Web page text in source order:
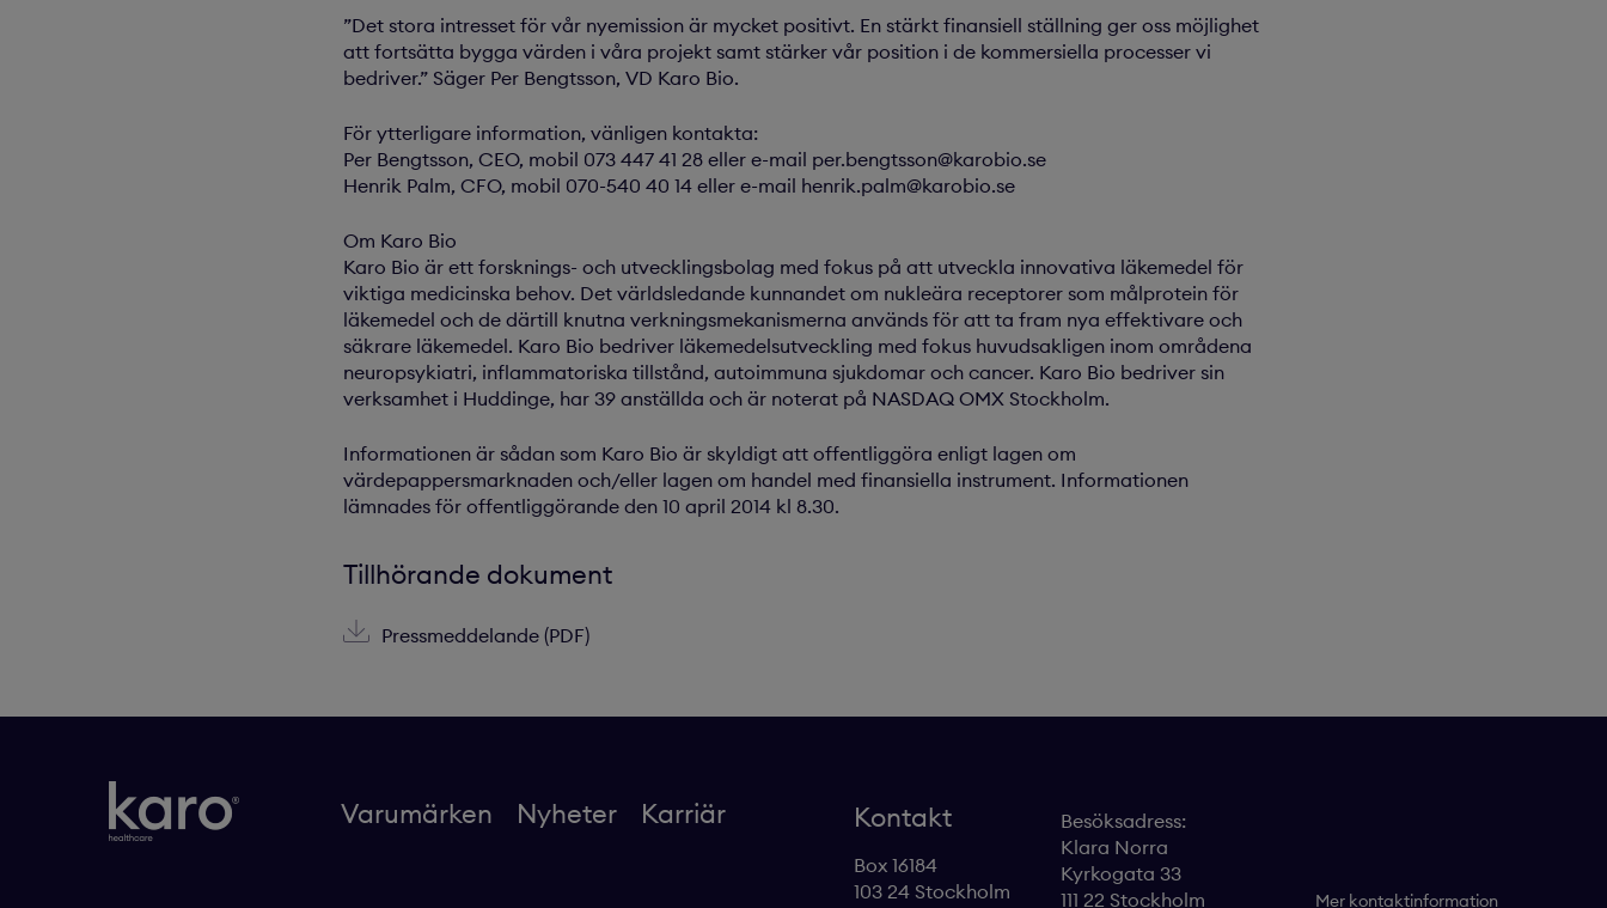
”Det stora intresset för vår nyemission är mycket positivt. En stärkt finansiell ställning ger oss möjlighet
att fortsätta bygga värden i våra projekt samt stärker vår position i de kommersiella processer vi
bedriver.” Säger Per Bengtsson, VD Karo Bio.
För ytterligare information, vänligen kontakta:
Per Bengtsson, CEO, mobil 073 447 41 28 eller e-mail per.bengtsson@karobio.se
Henrik Palm, CFO, mobil 070-540 40 14 eller e-mail henrik.palm@karobio.se
Om Karo Bio
Karo Bio är ett forsknings- och utvecklingsbolag med fokus på att utveckla innovativa läkemedel för
viktiga medicinska behov. Det världsledande kunnandet om nukleära receptorer som målprotein för
läkemedel och de därtill knutna verkningsmekanismerna används för att ta fram nya effektivare och
säkrare läkemedel. Karo Bio bedriver läkemedelsutveckling med fokus huvudsakligen inom områdena
neuropsykiatri, inflammatoriska tillstånd, autoimmuna sjukdomar och cancer. Karo Bio bedriver sin
verksamhet i Huddinge, har 39 anställda och är noterat på NASDAQ OMX Stockholm.
Informationen är sådan som Karo Bio är skyldigt att offentliggöra enligt lagen om
värdepappersmarknaden och/eller lagen om handel med finansiella instrument. Informationen
lämnades för offentliggörande den 10 april 2014 kl 8.30.
Tillhörande dokument
Pressmeddelande (PDF)
Varumärken Nyheter Karriär Kontakt
Box 16184
103 24 Stockholm
Besöksadress:
Klara Norra
Kyrkogata 33
111 22 Stockholm
Mer kontaktinformation